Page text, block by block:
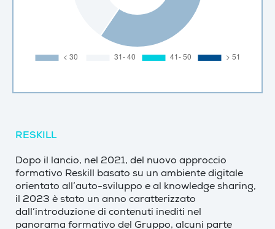
RESKILL
Dopo il lancio, nel 2021, del nuovo approccio
formativo Reskill basato su un ambiente digitale
orientato all’auto-sviluppo e al knowledge sharing,
il 2023 è stato un anno caratterizzato
dall’introduzione di contenuti inediti nel
panorama formativo del Gruppo, alcuni parte